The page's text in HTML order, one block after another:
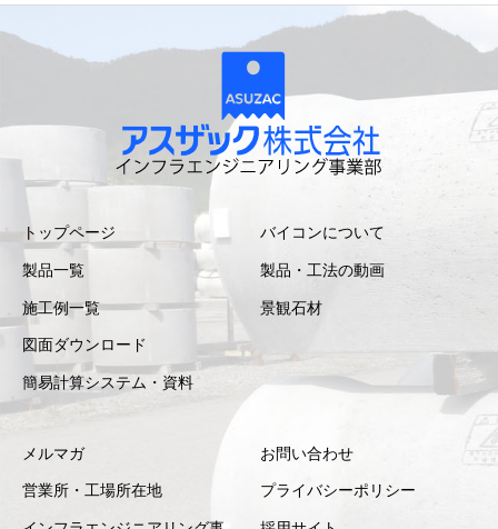
トップページ
製品一覧
施工例一覧
図面ダウンロード
簡易計算システム・資料
バイコンについて
製品・工法の動画
景観石材
メルマガ
営業所・工場所在地
お問い合わせ
プライバシーポリシー